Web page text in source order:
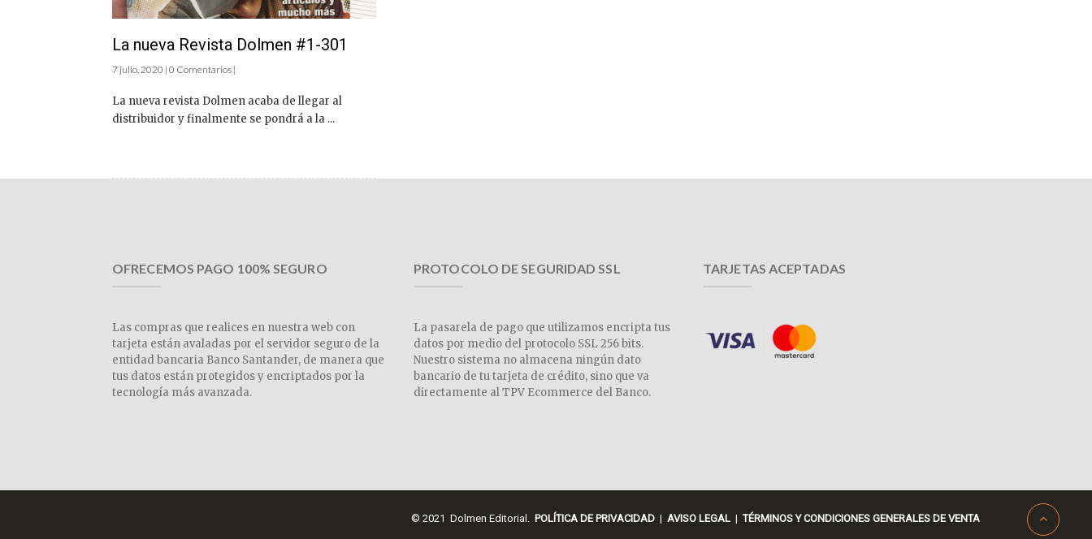
La nueva Revista Dolmen #1-301
7 julio, 2020 | 0 Comentarios |
La nueva revista Dolmen acaba de llegar al
distribuidor y finalmente se pondrá a la ...
OFRECEMOS PAGO 100% SEGURO
Las compras que realices en nuestra web con
tarjeta están avaladas por el servidor seguro de la
entidad bancaria Banco Santander, de manera que
tus datos están protegidos y encriptados por la
tecnología más avanzada.
PROTOCOLO DE SEGURIDAD SSL
La pasarela de pago que utilizamos encripta tus
datos por medio del protocolo SSL 256 bits.
Nuestro sistema no almacena ningún dato
bancario de tu tarjeta de crédito, sino que va
directamente al TPV Ecommerce del Banco.
TARJETAS ACEPTADAS
© 2021 Dolmen Editorial. POLÍTICA DE PRIVACIDAD | AVISO LEGAL |TÉRMINOS Y CONDICIONES GENERALES DE VENTA